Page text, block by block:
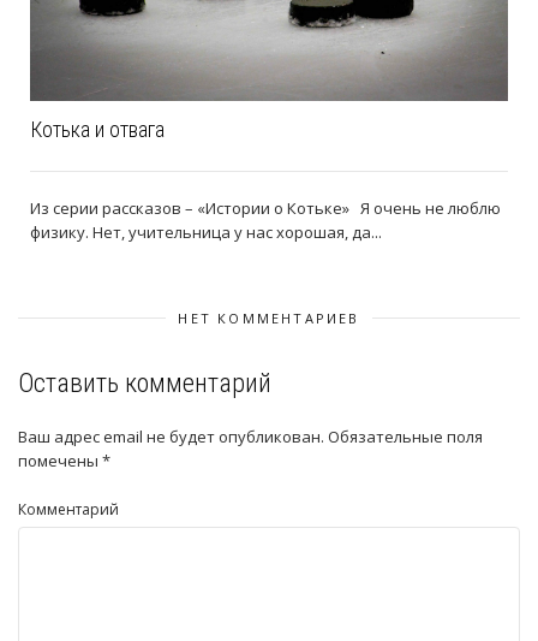
Котька и отвага
Из серии рассказов – «Истории о Котьке» Я очень не люблю
физику. Нет, учительница у нас хорошая, да...
НЕТ КОММЕНТАРИЕВ
Оставить комментарий
Ваш адрес email не будет опубликован. Обязательные поля
помечены *
Комментарий